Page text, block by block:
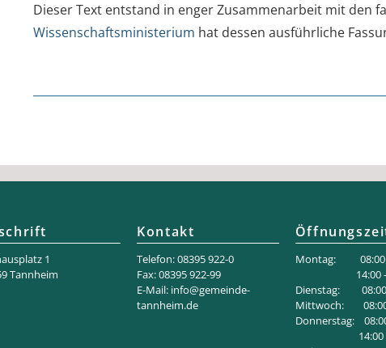
Dieser Text entstand in enger Zusammenarbeit mit den
Wissenschaftsministerium hat dessen ausführliche
1
Tannheim
Kontakt
Telefon: 08395 922-0
Fax: 08395 922-99
E-Mail: info@gemeinde-
tannheim.de
Montag: 08:00
14:00 –
Dienstag: 08:00
Mittwoch: 08:00
Donnerstag:
14:00 –